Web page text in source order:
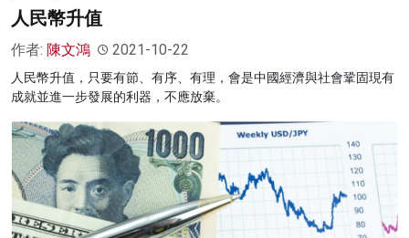
人民幣升值
作者: 陳文鴻 2021-10-22
人民幣升值，只要有節、有序、有理，會是中國經濟與社會鞏固現有
成就並進一步發展的利器，不應放棄。